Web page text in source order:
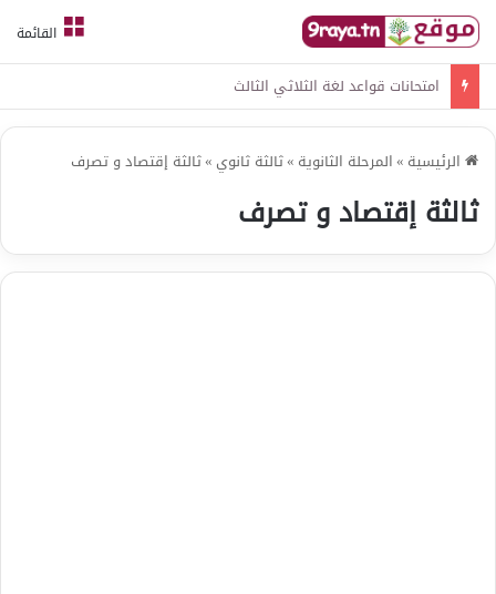
القائمة
امتحانات قواعد لغة الثلاثي الثالث
الرئيسية »المرحلة الثانوية »ثالثة ثانوي »ثالثة إقتصاد و تصرف
ثالثة إقتصاد و تصرف